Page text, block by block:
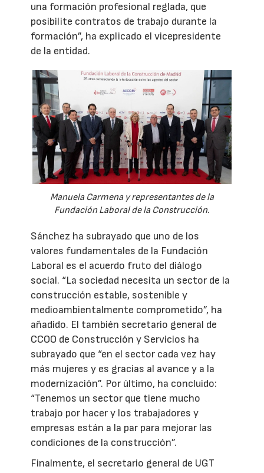
una formación profesional reglada, que
posibilite contratos de trabajo durante la
formación”, ha explicado el vicepresidente
de la entidad.
Manuela Carmena y representantes de la
Fundación Laboral de la Construcción.
Sánchez ha subrayado que uno de los
valores fundamentales de la Fundación
Laboral es el acuerdo fruto del diálogo
social. “La sociedad necesita un sector de la
construcción estable, sostenible y
medioambientalmente comprometido”, ha
añadido. El también secretario general de
CCOO de Construcción y Servicios ha
subrayado que “en el sector cada vez hay
más mujeres y es gracias al avance y a la
modernización”. Por último, ha concluido:
“Tenemos un sector que tiene mucho
trabajo por hacer y los trabajadores y
empresas están a la par para mejorar las
condiciones de la construcción”.
Finalmente, el secretario general de UGT